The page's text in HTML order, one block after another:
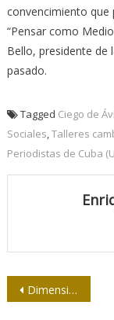
convencimiento que
“Pensar como
Bello, presidente de
pasado.
Tagged Ciego de
Sociales Talleres
Periodistas de Cuba
Dimensión de Eusebio